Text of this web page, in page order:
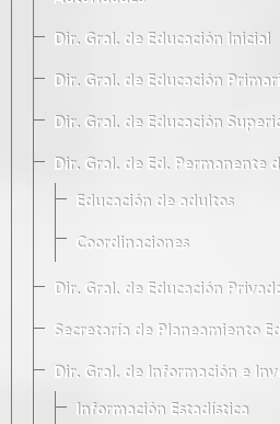
Dir. Gral. de Educación Inicial
Dir. Gral. de Educación
Dir. Gral. de Educación
Dir. Gral. de Ed. Permanente
Educación de adultos
Coordinaciones
Dir. Gral. de Educación
Secretaría de Planeamiento
Dir. Gral. de Información e
Información Estadística